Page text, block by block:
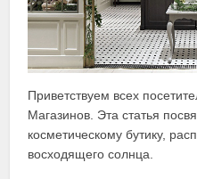
Приветствуем всех
Магазинов. Эта статья
косметическому бутику,
восходящего солнца.